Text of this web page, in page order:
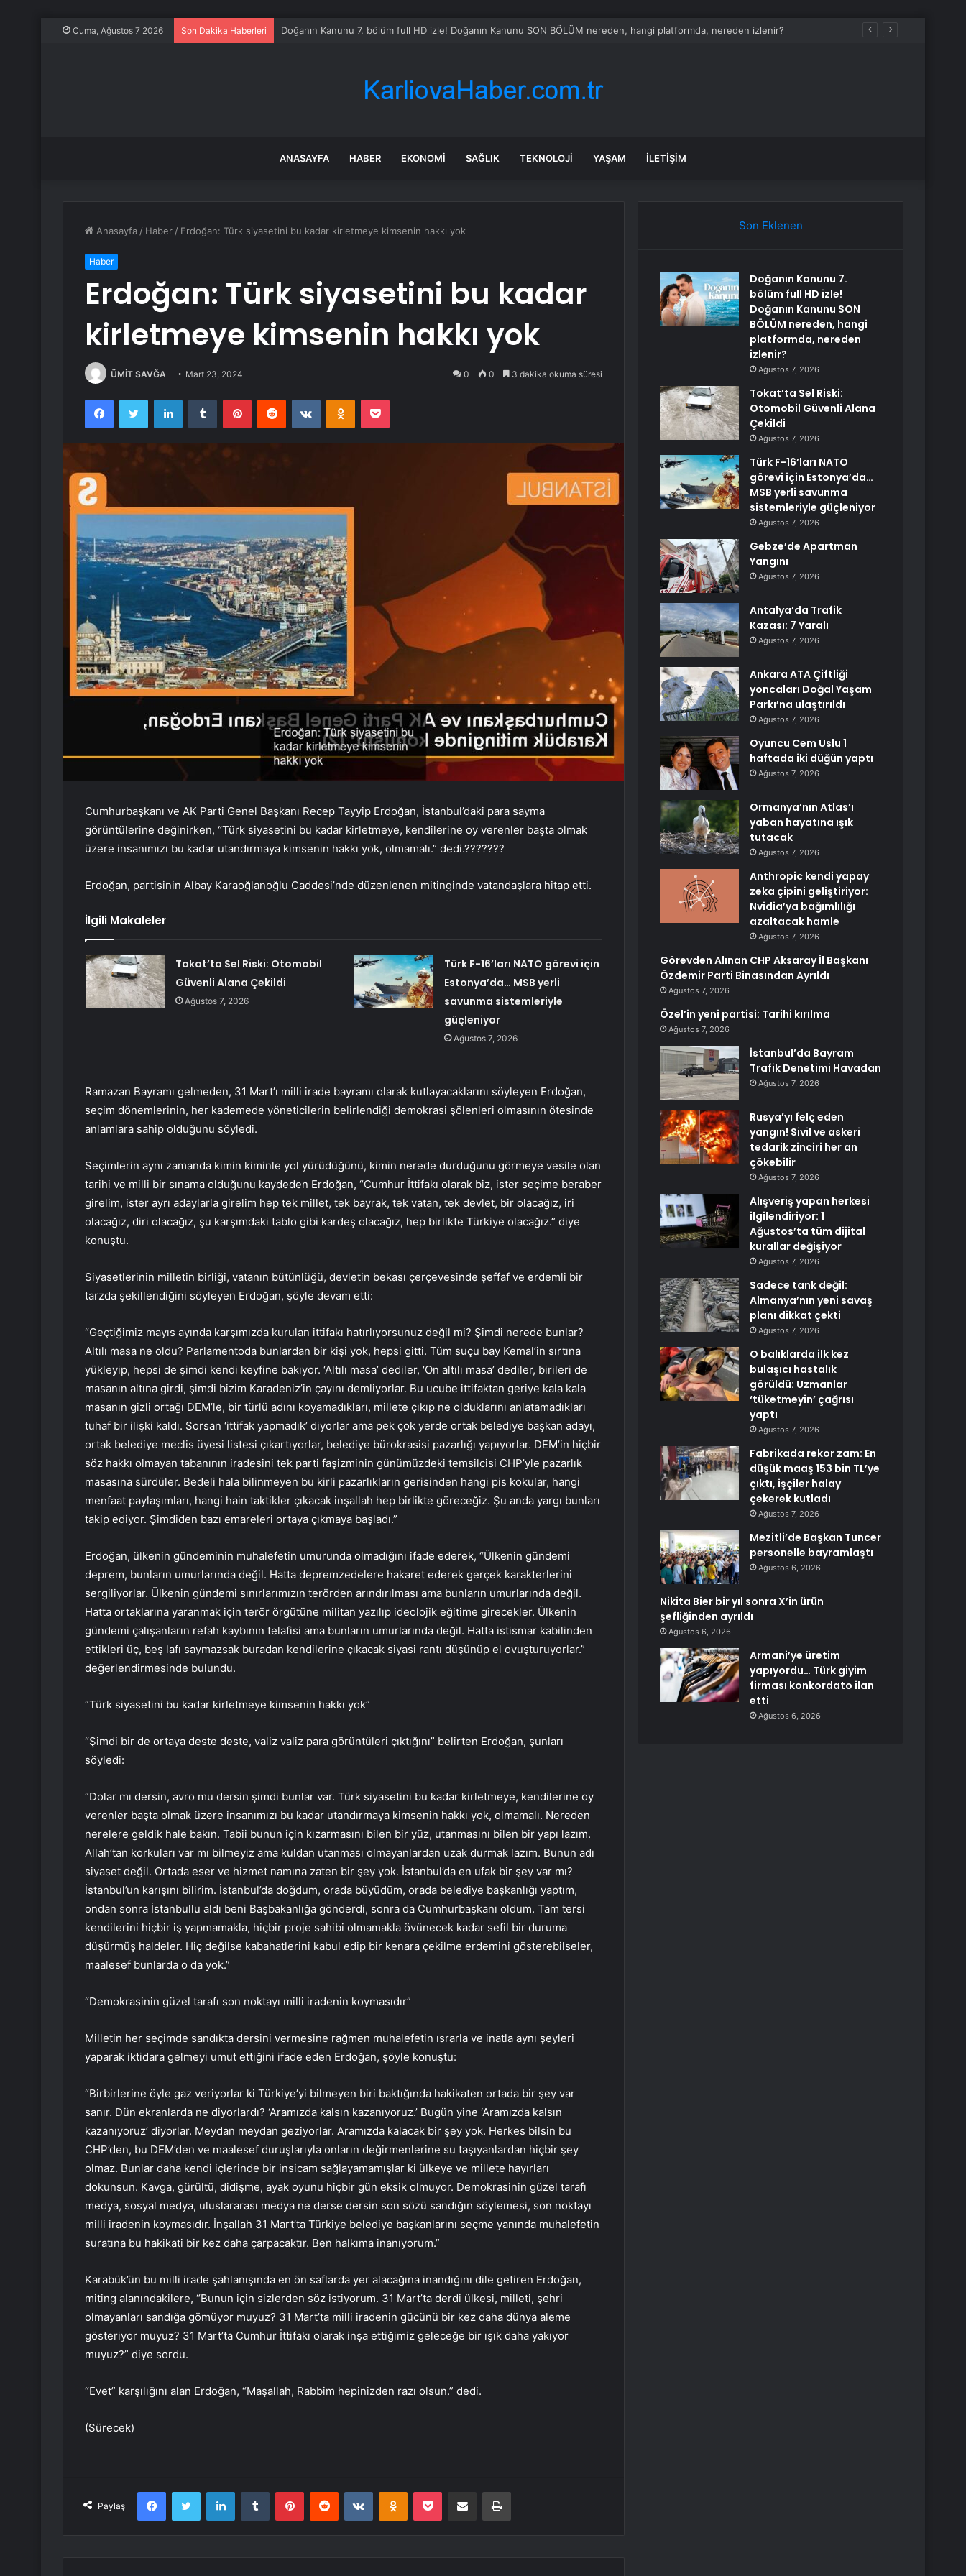
Cuma, Ağustos 7 2026 Son Dakika Haberleri Doğanın Kanunu 7. bölüm full HD izle! Doğanın Kanunu SON BÖLÜM nereden, hangi platformda, nereden izlenir?
ANASAYFA HABER EKONOMI SAĞLIK TEKNOLOJI YAŞAM İLETIŞIM
Anasayfa / Haber / Erdoğan: Türk siyasetini bu kadar kirletmeye kimsenin hakkı yok
Haber
Erdoğan: Türk siyasetini bu kadar
kirletmeye kimsenin hakkı yok
ÜMİT SAVĞA Mart 23, 2024 0 0 3 dakika okuma süresi
FacebookTwitter LinkedInTumblr PinterestReddit VKontakteOdnoklassniki
Pocket
Cumhurbaşkanı ve AK Parti Genel Başkanı Recep Tayyip Erdoğan, İstanbul’daki para sayma
görüntülerine değinirken, “Türk siyasetini bu kadar kirletmeye, kendilerine oy verenler başta olmak
üzere insanımızı bu kadar utandırmaya kimsenin hakkı yok, olmamalı.” dedi.???????
Erdoğan, partisinin Albay Karaoğlanoğlu Caddesi’nde düzenlenen mitinginde vatandaşlara hitap etti.
İlgili Makaleler
Tokat’ta Sel Riski: Otomobil
Güvenli Alana Çekildi
Ağustos 7, 2026
Türk F-16’ları NATO görevi için
Estonya’da… MSB yerli
savunma sistemleriyle
güçleniyor
Ağustos 7, 2026
Ramazan Bayramı gelmeden, 31 Mart’ı milli irade bayramı olarak kutlayacaklarını söyleyen Erdoğan,
seçim dönemlerinin, her kademede yöneticilerin belirlendiği demokrasi şölenleri olmasının ötesinde
anlamlara sahip olduğunu söyledi.
Seçimlerin aynı zamanda kimin kiminle yol yürüdüğünü, kimin nerede durduğunu görmeye vesile olan
tarihi ve milli bir sınama olduğunu kaydeden Erdoğan, “Cumhur İttifakı olarak biz, ister seçime beraber
girelim, ister ayrı adaylarla girelim hep tek millet, tek bayrak, tek vatan, tek devlet, bir olacağız, iri
olacağız, diri olacağız, şu karşımdaki tablo gibi kardeş olacağız, hep birlikte Türkiye olacağız.” diye
konuştu.
Siyasetlerinin milletin birliği, vatanın bütünlüğü, devletin bekası çerçevesinde şeffaf ve erdemli bir
tarzda şekillendiğini söyleyen Erdoğan, şöyle devam etti:
“Geçtiğimiz mayıs ayında karşımızda kurulan ittifakı hatırlıyorsunuz değil mi? Şimdi nerede bunlar?
Altılı masa ne oldu? Parlamentoda bunlardan bir kişi yok, hepsi gitti. Tüm suçu bay Kemal’in sırtına
yükleyip, hepsi de şimdi kendi keyfine bakıyor. ‘Altılı masa’ dediler, ‘On altılı masa’ dediler, birileri de
masanın altına girdi, şimdi bizim Karadeniz’in çayını demliyorlar. Bu ucube ittifaktan geriye kala kala
masanın gizli ortağı DEM’le, bir türlü adını koyamadıkları, millete çıkıp ne olduklarını anlatamadıkları
tuhaf bir ilişki kaldı. Sorsan ‘ittifak yapmadık’ diyorlar ama pek çok yerde ortak belediye başkan adayı,
ortak belediye meclis üyesi listesi çıkartıyorlar, belediye bürokrasisi pazarlığı yapıyorlar. DEM’in hiçbir
söz hakkı olmayan tabanının iradesini tek parti faşizminin günümüzdeki temsilcisi CHP’yle pazarlık
masasına sürdüler. Bedeli hala bilinmeyen bu kirli pazarlıkların gerisinden hangi pis kokular, hangi
menfaat paylaşımları, hangi hain taktikler çıkacak inşallah hep birlikte göreceğiz. Şu anda yargı bunları
takip ediyor. Şimdiden bazı emareleri ortaya çıkmaya başladı.”
Erdoğan, ülkenin gündeminin muhalefetin umurunda olmadığını ifade ederek, “Ülkenin gündemi
deprem, bunların umurlarında değil. Hatta depremzedelere hakaret ederek gerçek karakterlerini
sergiliyorlar. Ülkenin gündemi sınırlarımızın terörden arındırılması ama bunların umurlarında değil.
Hatta ortaklarına yaranmak için terör örgütüne militan yazılıp ideolojik eğitime girecekler. Ülkenin
gündemi çalışanların refah kaybının telafisi ama bunların umurlarında değil. Hatta istismar kabilinden
ettikleri üç, beş lafı saymazsak buradan kendilerine çıkacak siyasi rantı düşünüp el ovuşturuyorlar.”
değerlendirmesinde bulundu.
“Türk siyasetini bu kadar kirletmeye kimsenin hakkı yok”
“Şimdi bir de ortaya deste deste, valiz valiz para görüntüleri çıktığını” belirten Erdoğan, şunları
söyledi:
“Dolar mı dersin, avro mu dersin şimdi bunlar var. Türk siyasetini bu kadar kirletmeye, kendilerine oy
verenler başta olmak üzere insanımızı bu kadar utandırmaya kimsenin hakkı yok, olmamalı. Nereden
nerelere geldik hale bakın. Tabii bunun için kızarmasını bilen bir yüz, utanmasını bilen bir yapı lazım.
Allah’tan korkuları var mı bilmeyiz ama kuldan utanması olmayanlardan uzak durmak lazım. Bunun adı
siyaset değil. Ortada eser ve hizmet namına zaten bir şey yok. İstanbul’da en ufak bir şey var mı?
İstanbul’un karışını bilirim. İstanbul’da doğdum, orada büyüdüm, orada belediye başkanlığı yaptım,
ondan sonra İstanbullu aldı beni Başbakanlığa gönderdi, sonra da Cumhurbaşkanı oldum. Tam tersi
kendilerini hiçbir iş yapmamakla, hiçbir proje sahibi olmamakla övünecek kadar sefil bir duruma
düşürmüş haldeler. Hiç değilse kabahatlerini kabul edip bir kenara çekilme erdemini gösterebilseler,
maalesef bunlarda o da yok.”
“Demokrasinin güzel tarafı son noktayı milli iradenin koymasıdır”
Milletin her seçimde sandıkta dersini vermesine rağmen muhalefetin ısrarla ve inatla aynı şeyleri
yaparak iktidara gelmeyi umut ettiğini ifade eden Erdoğan, şöyle konuştu:
“Birbirlerine öyle gaz veriyorlar ki Türkiye’yi bilmeyen biri baktığında hakikaten ortada bir şey var
sanır. Dün ekranlarda ne diyorlardı? ‘Aramızda kalsın kazanıyoruz.’ Bugün yine ‘Aramızda kalsın
kazanıyoruz’ diyorlar. Meydan meydan geziyorlar. Aramızda kalacak bir şey yok. Herkes bilsin bu
CHP’den, bu DEM’den ve maalesef duruşlarıyla onların değirmenlerine su taşıyanlardan hiçbir şey
olmaz. Bunlar daha kendi içlerinde bir insicam sağlayamamışlar ki ülkeye ve millete hayırları
dokunsun. Kavga, gürültü, didişme, ayak oyunu hiçbir gün eksik olmuyor. Demokrasinin güzel tarafı
medya, sosyal medya, uluslararası medya ne derse dersin son sözü sandığın söylemesi, son noktayı
milli iradenin koymasıdır. İnşallah 31 Mart’ta Türkiye belediye başkanlarını seçme yanında muhalefetin
suratına bu hakikati bir kez daha çarpacaktır. Ben halkıma inanıyorum.”
Karabük’ün bu milli irade şahlanışında en ön saflarda yer alacağına inandığını dile getiren Erdoğan,
miting alanındakilere, “Bunun için sizlerden söz istiyorum. 31 Mart’ta derdi ülkesi, milleti, şehri
olmayanları sandığa gömüyor muyuz? 31 Mart’ta milli iradenin gücünü bir kez daha dünya aleme
gösteriyor muyuz? 31 Mart’ta Cumhur İttifakı olarak inşa ettiğimiz geleceğe bir ışık daha yakıyor
muyuz?” diye sordu.
“Evet” karşılığını alan Erdoğan, “Maşallah, Rabbim hepinizden razı olsun.” dedi.
(Sürecek)
Paylaş
FacebookTwitter LinkedInTumblr PinterestReddit VKontakteOdnoklassniki
Pocket E-Posta ile paylaş Yazdır
Son Eklenen
Doğanın Kanunu 7.
bölüm full HD izle!
Doğanın Kanunu SON
BÖLÜM nereden, hangi
platformda, nereden
izlenir?
Ağustos 7, 2026
Tokat’ta Sel Riski:
Otomobil Güvenli Alana
Çekildi
Ağustos 7, 2026
Türk F-16’ları NATO
görevi için Estonya’da…
MSB yerli savunma
sistemleriyle güçleniyor
Ağustos 7, 2026
Gebze’de Apartman
Yangını
Ağustos 7, 2026
Antalya’da Trafik
Kazası: 7 Yaralı
Ağustos 7, 2026
Ankara ATA Çiftliği
yoncaları Doğal Yaşam
Parkı’na ulaştırıldı
Ağustos 7, 2026
Oyuncu Cem Uslu 1
haftada iki düğün yaptı
Ağustos 7, 2026
Ormanya’nın Atlas’ı
yaban hayatına ışık
tutacak
Ağustos 7, 2026
Anthropic kendi yapay
zeka çipini geliştiriyor:
Nvidia’ya bağımlılığı
azaltacak hamle
Ağustos 7, 2026
Görevden Alınan CHP Aksaray İl Başkanı
Özdemir Parti Binasından Ayrıldı
Ağustos 7, 2026
Özel’in yeni partisi: Tarihi kırılma
Ağustos 7, 2026
İstanbul’da Bayram
Trafik Denetimi Havadan
Ağustos 7, 2026
Rusya’yı felç eden
yangın! Sivil ve askeri
tedarik zinciri her an
çökebilir
Ağustos 7, 2026
Alışveriş yapan herkesi
ilgilendiriyor: 1
Ağustos’ta tüm dijital
kurallar değişiyor
Ağustos 7, 2026
Sadece tank değil:
Almanya’nın yeni savaş
planı dikkat çekti
Ağustos 7, 2026
O balıklarda ilk kez
bulaşıcı hastalık
görüldü: Uzmanlar
‘tüketmeyin’ çağrısı
yaptı
Ağustos 7, 2026
Fabrikada rekor zam: En
düşük maaş 153 bin TL’ye
çıktı, işçiler halay
çekerek kutladı
Ağustos 7, 2026
Mezitli’de Başkan Tuncer
personelle bayramlaştı
Ağustos 6, 2026
Nikita Bier bir yıl sonra X’in ürün
şefliğinden ayrıldı
Ağustos 6, 2026
Armani’ye üretim
yapıyordu… Türk giyim
firması konkordato ilan
etti
Ağustos 6, 2026